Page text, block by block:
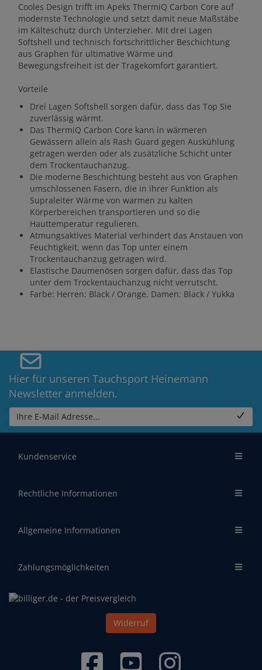
Cooles Design trifft im Apeks ThermiQ Carbon Core auf
modernste Technologie und setzt damit neue Maßstäbe
im Kälteschutz durch Unterzieher. Mit drei Lagen
Softshell und technisch fortschrittlicher Beschichtung
aus Graphen für ultimative Wärme und
Bewegungsfreiheit ist der Tragekomfort garantiert.
Vorteile
Drei Lagen Softshell sorgen dafür, dass das Top Sie
zuverlässig wärmt.
Das ThermiQ Carbon Core kann in wärmeren
Gewässern allein als Rash Guard gegen Auskühlung
getragen werden oder als zusätzliche Schicht unter
dem Trockentauchanzug.
Die moderne Beschichtung besteht aus von Graphen
umschlossenen Fasern, die in ihrer Funktion als
Supraleiter Wärme von warmen zu kalten
Körperbereichen transportieren und so die
Hauttemperatur regulieren.
Atmungsaktives Material verhindert das Anstauen von
Feuchtigkeit, wenn das Top unter einem
Trockentauchanzug getragen wird.
Elastische Daumenösen sorgen dafür, dass das Top
unter dem Trockentauchanzug nicht verrutscht.
Farbe: Herren: Black / Orange, Damen: Black / Yukka
Hier für unseren Tauchsport Heinemann
Newsletter anmelden.
Ihre E-Mail Adresse...
Kundenservice
Rechtliche Informationen
Allgemeine Informationen
Zahlungsmöglichkeiten
Widerruf